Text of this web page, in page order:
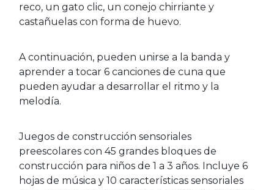
reco, un gato clic, un conejo chirriante y
castañuelas con forma de huevo.
A continuación, pueden unirse a la banda y
aprender a tocar 6 canciones de cuna que
pueden ayudar a desarrollar el ritmo y la
melodía.
Juegos de construcción sensoriales
preescolares con 45 grandes bloques de
construcción para niños de 1 a 3 años. Incluye 6
hojas de música y 10 características sensoriales